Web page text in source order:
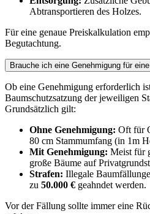
Abtransportieren des Holzes.
Für eine genaue Preiskalkulation
Begutachtung.
Brauche ich eine Genehmigung für
Ob eine Genehmigung erforderlich
Baumschutzsatzung der jeweiligen
Grundsätzlich gilt:
Ohne Genehmigung: Oft für
80 cm Stammumfang (in 1m
Mit Genehmigung: Meist für
große Bäume auf
Strafen: Illegale
zu 50.000 € geahndet werden.
Vor der Fällung sollte immer eine